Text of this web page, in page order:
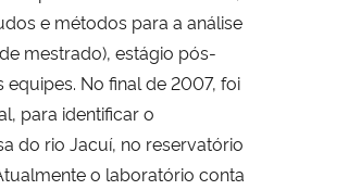
e métodos para a análise
mestrado), estágio pós-
No final de 2007, foi
para identificar o
do rio Jacuí, no reservatório
o laboratório conta